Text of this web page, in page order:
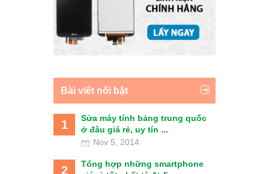
Bài viết nổi bật
1
Sửa máy tính bảng trung quốc
ở đâu giá rẻ, uy tín ...
Nov 5, 2014
2
Tổng hợp những smartphone